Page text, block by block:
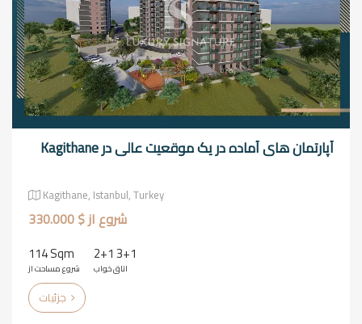
آپارتمان های آماده در یک موقعیت عالی در Kagithane
Kagithane, Istanbul, Turkey
شروع از $ 330.000
114 Sqm
شروع مساحت از
2+1 3+1
اتاق خواب